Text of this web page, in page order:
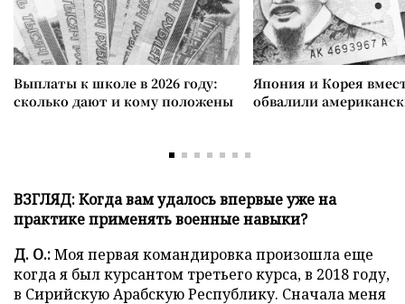
Выплаты к школе в 2026 году:
сколько дают и кому положены
Япония и Корея
обвалили
ВЗГЛЯД: Когда вам удалось впервые уже на
практике применять военные навыки?
Д. О.:Моя первая командировка произошла еще
когда я был курсантом третьего курса, в 2018 году,
в Сирийскую Арабскую Республику. Сначала меня